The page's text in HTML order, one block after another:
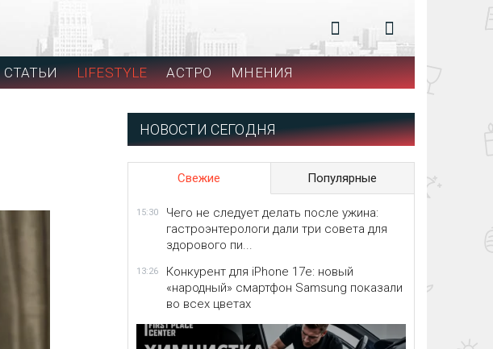
СТАТЬИ LIFESTYLE АСТРО МНЕНИЯ
НОВОСТИ СЕГОДНЯ
Свежие Популярные
15:30
Чего не следует делать после ужина:
гастроэнтерологи дали три совета для
здорового пи...
13:26
Конкурент для iPhone 17e: новый
«народный» смартфон Samsung показали
во всех цветах